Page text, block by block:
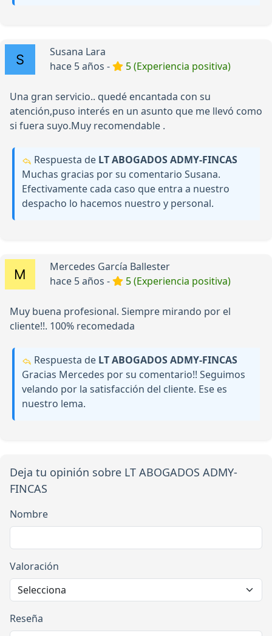
Susana Lara
hace 5 años -
5 (Experiencia positiva)
Una gran servicio.. quedé encantada con su
atención,puso interés en un asunto que me llevó como
si fuera suyo.Muy recomendable .
Respuesta de LT ABOGADOS ADMY-FINCAS
Muchas gracias por su comentario Susana.
Efectivamente cada caso que entra a nuestro
despacho lo hacemos nuestro y personal.
Mercedes García Ballester
hace 5 años -
5 (Experiencia positiva)
Muy buena profesional. Siempre mirando por el
cliente!!. 100% recomedada
Respuesta de LT ABOGADOS ADMY-FINCAS
Gracias Mercedes por su comentario!! Seguimos
velando por la satisfacción del cliente. Ese es
nuestro lema.
Deja tu opinión sobre LT ABOGADOS ADMY-
FINCAS
Nombre
Valoración
Reseña